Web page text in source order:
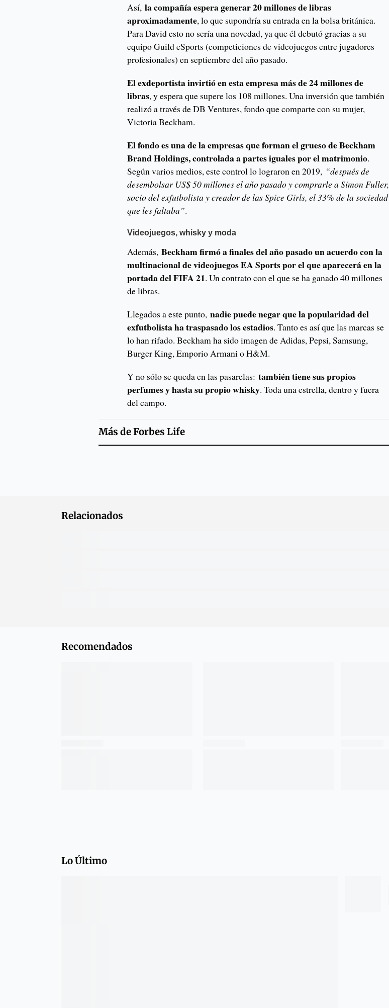
Así,la compañía espera generar 20 millones de libras
aproximadamente, lo que supondría su entrada en la bolsa británica.
Para David esto no sería una novedad, ya que él debutó gracias a su
equipo Guild eSports (competiciones de videojuegos entre jugadores
profesionales) en septiembre del año pasado.
El exdeportista invirtió en esta empresa más de 24 millones de
libras, y espera que supere los 108 millones. Una inversión que también
realizó a través de DB Ventures, fondo que comparte con su mujer,
Victoria Beckham.
El fondo es una de la empresas que forman el grueso de Beckham
Brand Holdings, controlada a partes iguales por el matrimonio.
Según varios medios, este control lo lograron en 2019, “después de
desembolsar US$ 50 millones el año pasado y comprarle a Simon Fuller,
socio del exfutbolista y creador de las Spice Girls, el 33% de la sociedad
que les faltaba”.
Videojuegos, whisky y moda
Además,Beckham firmó a finales del año pasado un acuerdo con la
multinacional de videojuegos EA Sports por el que aparecerá en la
portada del FIFA 21. Un contrato con el que se ha ganado 40 millones
de libras.
Llegados a este punto,nadie puede negar que la popularidad del
exfutbolista ha traspasado los estadios. Tanto es así que las marcas se
lo han rifado. Beckham ha sido imagen de Adidas, Pepsi, Samsung,
Burger King, Emporio Armani o H&M.
Y no sólo se queda en las pasarelas:también tiene sus propios
perfumes y hasta su propio whisky. Toda una estrella, dentro y fuera
del campo.
Más deForbes Life
Relacionados
Recomendados
Lo Último